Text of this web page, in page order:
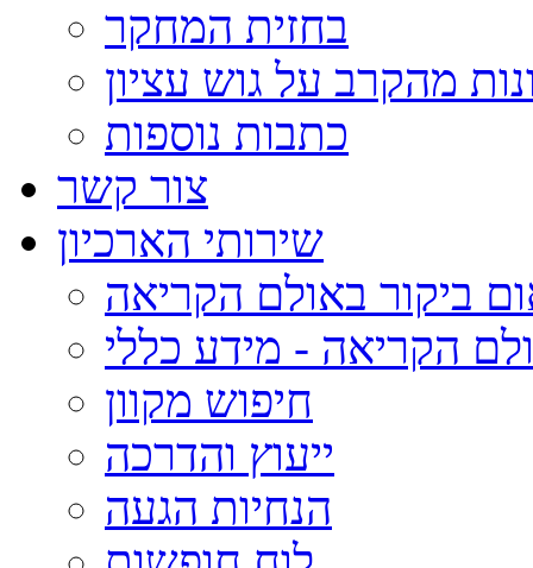
בחזית המחקר
מהקרב על גוש עציון
כתבות נוספות
צור קשר
שירותי הארכיון
ביקור באולם הקריאה
הקריאה - מידע כללי
חיפוש מקוון
ייעוץ והדרכה
הנחיות הגעה